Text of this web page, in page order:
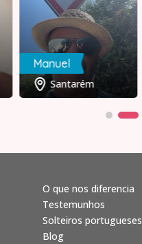
Manuel
Santarém
O que nos diferencia
Testemunhos
Solteiros portugueses
Blog